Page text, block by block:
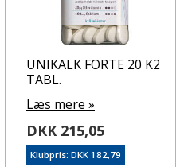
UNIKALK FORTE 20 K2
TABL.
Læs mere »
DKK 215,05
Klubpris: DKK 182,79